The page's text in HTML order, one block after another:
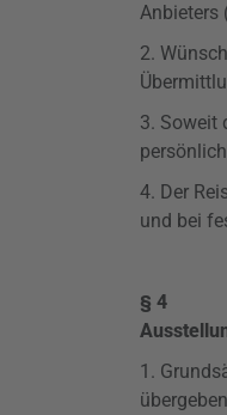
Anbieters
2.
3. Soweit
4. Der
und bei
§ 4
1.